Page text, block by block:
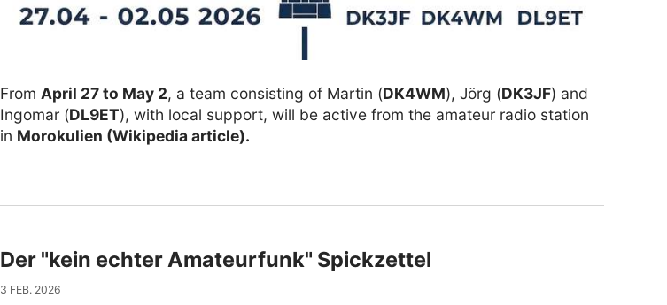
FromApril 27 to May 2, a team consisting of Martin (DK4WM), Jörg (DK3JF) and
Ingomar (DL9ET), with local support, will be active from the amateur radio station
in Morokulien (Wikipedia article).
Der "kein echter Amateurfunk" Spickzettel
3 FEB. 2026